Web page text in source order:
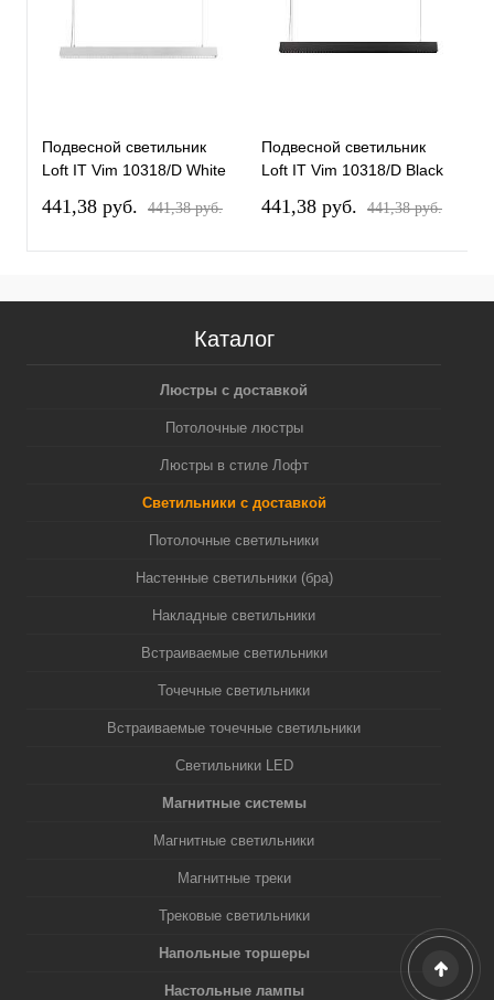
Подвесной светильник
Loft IT Vim 10318/D White
441,38 pуб. 441,38 pуб.
Подвесной светильник
Loft IT Vim 10318/D Black
441,38 pуб. 441,38 pуб.
Каталог
Люстры с доставкой
Потолочные люстры
Люстры в стиле Лофт
Светильники с доставкой
Потолочные светильники
Настенные светильники (бра)
Накладные светильники
Встраиваемые светильники
Точечные светильники
Встраиваемые точечные светильники
Светильники LED
Магнитные системы
Магнитные светильники
Магнитные треки
Трековые светильники
Напольные торшеры
Настольные лампы